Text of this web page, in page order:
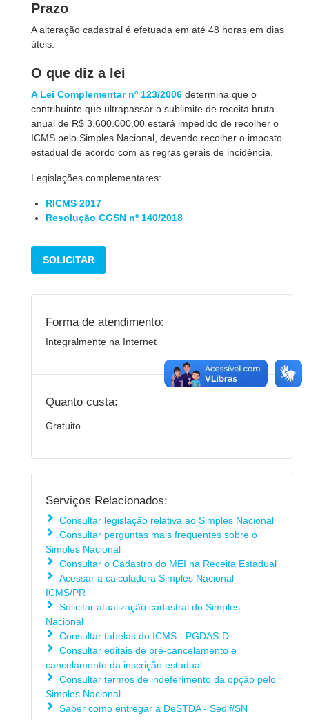
Prazo
A alteração cadastral é efetuada em até 48 horas em dias
úteis.
O que diz a lei
A Lei Complementar nº 123/2006 determina que o
contribuinte que ultrapassar o sublimite de receita bruta
anual de R$ 3.600.000,00 estará impedido de recolher o
ICMS pelo Simples Nacional, devendo recolher o imposto
estadual de acordo com as regras gerais de incidência.
Legislações complementares:
RICMS 2017
Resolução CGSN nº 140/2018
SOLICITAR
Forma de atendimento:
Integralmente na Internet
Quanto custa:
Gratuito.
Serviços Relacionados:
Consultar legislação relativa ao Simples Nacional
Consultar perguntas mais frequentes sobre o
Simples Nacional
Consultar o Cadastro do MEI na Receita Estadual
Acessar a calculadora Simples Nacional -
ICMS/PR
Solicitar atualização cadastral do Simples
Nacional
Consultar tabelas do ICMS - PGDAS-D
Consultar editais de pré-cancelamento e
cancelamento da inscrição estadual
Consultar termos de indeferimento da opção pelo
Simples Nacional
Saber como entregar a DeSTDA - Sedif/SN